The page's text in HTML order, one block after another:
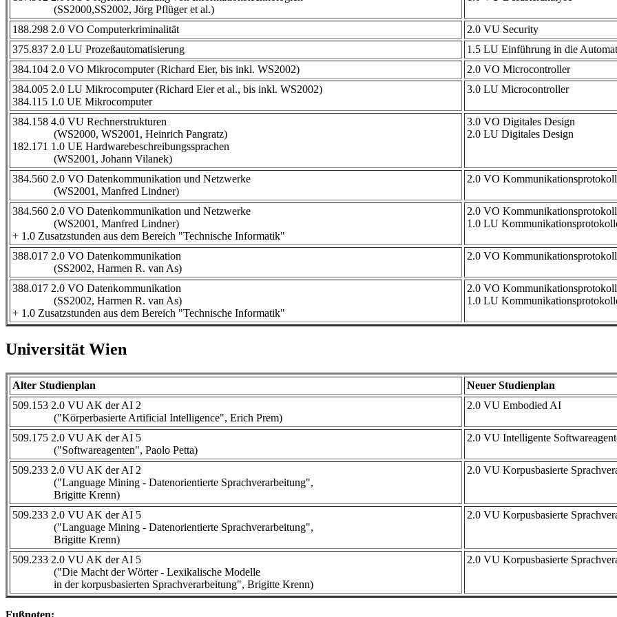
(SS2000,SS2002, Jörg Pflüger et al.)
188.298 2.0 VO Computerkriminalität
2.0 VU Security
375.837 2.0 LU Prozeßautomatisierung
1.5 LU Einführung in die
384.104 2.0 VO Mikrocomputer (Richard Eier, bis inkl. WS2002)
2.0 VO Microcontroller
384.005 2.0 LU Mikrocomputer (Richard Eier et al., bis inkl. WS2002)
384.115 1.0 UE Mikrocomputer
3.0 LU Microcontroller
384.158 4.0 VU Rechnerstrukturen
(WS2000, WS2001, Heinrich Pangratz)
182.171 1.0 UE Hardwarebeschreibungssprachen
(WS2001, Johann Vilanek)
3.0 VO Digitales Design
2.0 LU Digitales Design
384.560 2.0 VO Datenkommunikation und Netzwerke
(WS2001, Manfred Lindner)
2.0 VO
384.560 2.0 VO Datenkommunikation und Netzwerke
(WS2001, Manfred Lindner)
+ 1.0 Zusatzstunden aus dem Bereich "Technische Informatik"
2.0 VO
1.0 LU
388.017 2.0 VO Datenkommunikation
(SS2002, Harmen R. van As)
2.0 VO
388.017 2.0 VO Datenkommunikation
(SS2002, Harmen R. van As)
+ 1.0 Zusatzstunden aus dem Bereich "Technische Informatik"
2.0 VO
1.0 LU
Universität Wien
Alter Studienplan
Neuer Studienplan
509.153 2.0 VU AK der AI 2
("Körperbasierte Artificial Intelligence", Erich Prem)
2.0 VU Embodied AI
509.175 2.0 VU AK der AI 5
("Softwareagenten", Paolo Petta)
2.0 VU Intelligente
509.233 2.0 VU AK der AI 2
("Language Mining - Datenorientierte Sprachverarbeitung",
Brigitte Krenn)
2.0 VU Korpusbasierte
509.233 2.0 VU AK der AI 5
("Language Mining - Datenorientierte Sprachverarbeitung",
Brigitte Krenn)
2.0 VU Korpusbasierte
509.233 2.0 VU AK der AI 5
("Die Macht der Wörter - Lexikalische Modelle
in der korpusbasierten Sprachverarbeitung", Brigitte Krenn)
2.0 VU Korpusbasierte
Fußnoten: